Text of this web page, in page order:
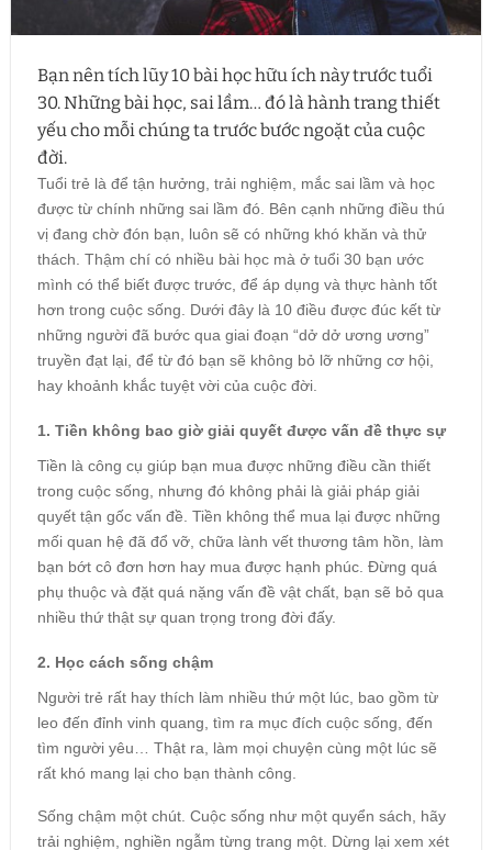
Bạn nên tích lũy 10 bài học hữu ích này trước tuổi
30. Những bài học, sai lầm… đó là hành trang thiết
yếu cho mỗi chúng ta trước bước ngoặt của cuộc
đời.
Tuổi trẻ là để tận hưởng, trải nghiệm, mắc sai lầm và học
được từ chính những sai lầm đó. Bên cạnh những điều thú
vị đang chờ đón bạn, luôn sẽ có những khó khăn và thử
thách. Thậm chí có nhiều bài học mà ở tuổi 30 bạn ước
mình có thể biết được trước, để áp dụng và thực hành tốt
hơn trong cuộc sống. Dưới đây là 10 điều được đúc kết từ
những người đã bước qua giai đoạn “dở dở ương ương”
truyền đạt lại, để từ đó bạn sẽ không bỏ lỡ những cơ hội,
hay khoảnh khắc tuyệt vời của cuộc đời.
1. Tiền không bao giờ giải quyết được vấn đề thực sự
Tiền là công cụ giúp bạn mua được những điều cần thiết
trong cuộc sống, nhưng đó không phải là giải pháp giải
quyết tận gốc vấn đề. Tiền không thể mua lại được những
mối quan hệ đã đổ vỡ, chữa lành vết thương tâm hồn, làm
bạn bớt cô đơn hơn hay mua được hạnh phúc. Đừng quá
phụ thuộc và đặt quá nặng vấn đề vật chất, bạn sẽ bỏ qua
nhiều thứ thật sự quan trọng trong đời đấy.
2. Học cách sống chậm
Người trẻ rất hay thích làm nhiều thứ một lúc, bao gồm từ
leo đến đỉnh vinh quang, tìm ra mục đích cuộc sống, đến
tìm người yêu… Thật ra, làm mọi chuyện cùng một lúc sẽ
rất khó mang lại cho bạn thành công.
Sống chậm một chút. Cuộc sống như một quyển sách, hãy
trải nghiệm, nghiền ngẫm từng trang một. Dừng lại xem xét